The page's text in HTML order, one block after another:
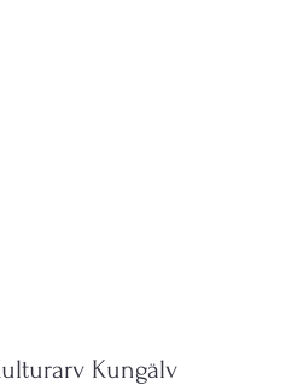
Kungälv